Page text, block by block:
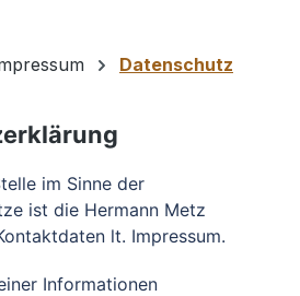
Datenschutz
im Sinne der
ist die Hermann Metz
lt. Impressum.
Informationen